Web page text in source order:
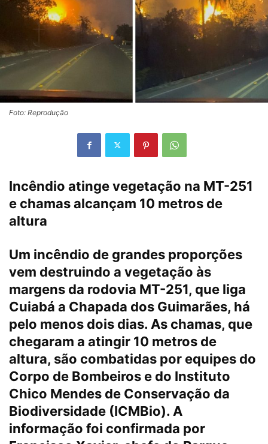
Foto: Reprodução
Incêndio atinge vegetação na MT-251
e chamas alcançam 10 metros de
altura
Um incêndio de grandes proporções
vem destruindo a vegetação às
margens da rodovia MT-251, que liga
Cuiabá a Chapada dos Guimarães, há
pelo menos dois dias. As chamas, que
chegaram a atingir 10 metros de
altura, são combatidas por equipes do
Corpo de Bombeiros e do Instituto
Chico Mendes de Conservação da
Biodiversidade (ICMBio). A
informação foi confirmada por